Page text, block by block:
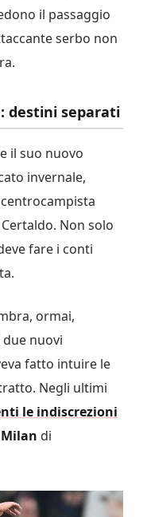
il passaggio
serbo non
destini separati
il suo nuovo
invernale,
Non solo
fare i conti
ormai,
due nuovi
fatto intuire le
Negli ultimi
le indiscrezioni
Milan di